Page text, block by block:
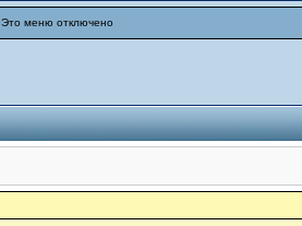
Это меню отключено